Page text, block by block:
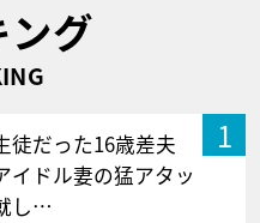
ング
1
徒だった16歳差夫
イドル妻の猛アタッ
し…